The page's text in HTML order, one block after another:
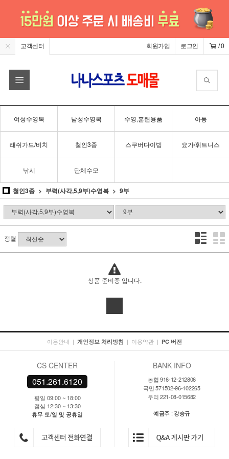
고객센터 /0
로그인
회원가입
여성수영복 남성수영복 수영,훈련용품 아동
래쉬가드/비치 철인3종 스쿠버다이빙 요가/휘트니스
낚시 단체수모
철인3종 부력(사각,5,9부)수영복 9부
정렬
상품 준비중 입니다.
이용안내 | 개인정보 처리방침 | 이용약관 | PC 버전
CS CENTER
051.261.6120
평일 09:00 ~ 18:00
점심 12:30 ~ 13:30
휴무 토/일 및 공휴일
BANK INFO
농협 916-12-212806
국민 571502-96-102265
우리 221-08-015682
예금주 : 강승규